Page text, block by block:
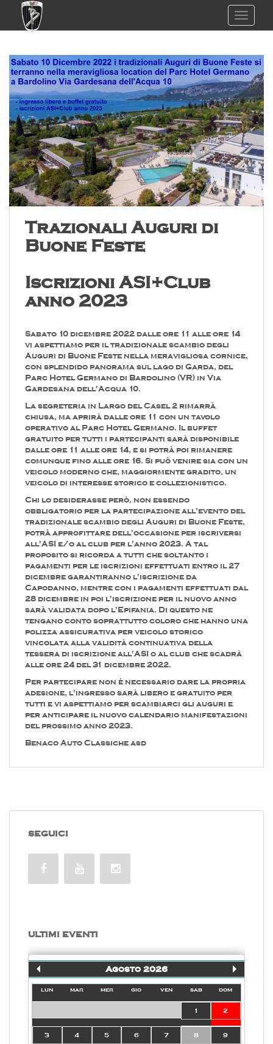
Trazionali Auguri di
Buone Feste
Iscrizioni ASI+Club
anno 2023
Sabato 10 dicembre 2022 dalle ore 11 alle ore 14
vi aspettiamo per il tradizionale scambio degli
Auguri di Buone Feste nella meravigliosa cornice,
con splendido panorama sul lago di Garda, del
Parc Hotel Germano di Bardolino (VR) in Via
Gardesana dell'Acqua 10.
La segreteria in Largo del Casel 2 rimarrà
chiusa, ma aprirà dalle ore 11 con un tavolo
operativo al Parc Hotel Germano. Il buffet
gratuito per tutti i partecipanti sarà disponibile
dalle ore 11 alle ore 14, e si potrà poi rimanere
comunque fino alle ore 16. Si può venire sia con un
veicolo moderno che, maggiormente gradito, un
veicolo di interesse storico e collezionistico.
Chi lo desiderasse però, non essendo
obbligatorio per la partecipazione all'evento del
tradizionale scambio degli Auguri di Buone Feste,
potrà approfittare dell'occasione per iscriversi
all'ASI e/o al club per l'anno 2023. A tal
proposito si ricorda a tutti che soltanto i
pagamenti per le iscrizioni effettuati entro il 27
dicembre garantiranno l'iscrizione da
Capodanno, mentre con i pagamenti effettuati dal
28 dicembre in poi l'iscrizione per il nuovo anno
sarà validata dopo l'Epifania. Di questo ne
tengano conto soprattutto coloro che hanno una
polizza assicurativa per veicolo storico
vincolata alla validità continuativa della
tessera di iscrizione all'ASI o al club che scadrà
alle ore 24 del 31 dicembre 2022.
Per partecipare non è necessario dare la propria
adesione, l'ingresso sarà libero e gratuito per
tutti e vi aspettiamo per scambiarci gli auguri e
per anticipare il nuovo calendario manifestazioni
del prossimo anno 2023.
Benaco Auto Classiche asd
SEGUICI
ULTIMI EVENTI
Agosto 2026
lun mar mer gio ven sab dom
1 2
3 4 5 6 7 8 9